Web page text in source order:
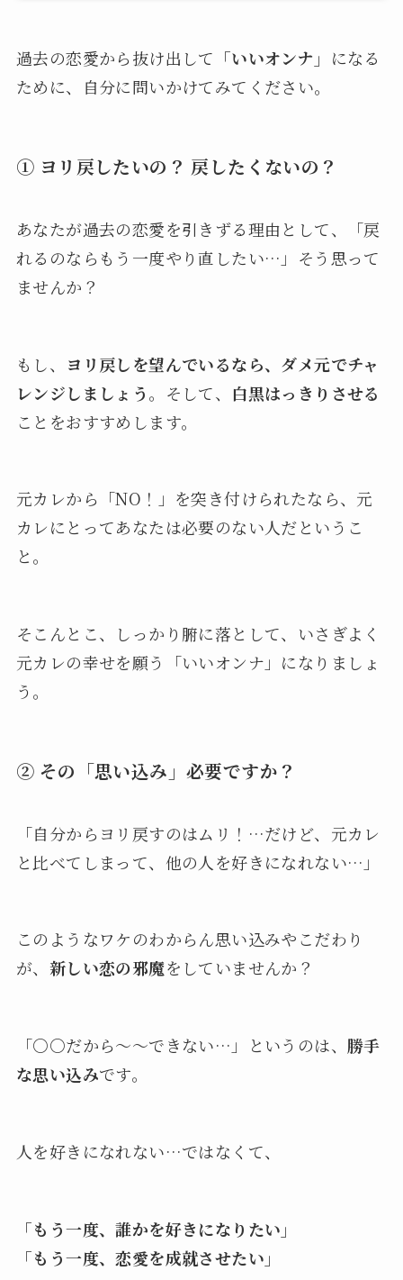
過去の恋愛から抜け出して 「いいオンナ」 になる
ために、自分に問いかけてみてください。
① ヨリ戻したいの？ 戻したくないの？
あなたが過去の恋愛を引きずる理由として、「戻
れるのならもう一度やり直したい…」そう思って
ませんか？
もし、
ヨリ戻しを望んでいるなら、ダメ元でチャ
レンジしましょう。そして、 白黒はっきりさせる
ことをおすすめします。
元カレから「NO！」を突き付けられたなら、元
カレにとってあなたは必要のない人だというこ
と。
そこんとこ、しっかり腑に落として、いさぎよく
元カレの幸せを願う「いいオンナ」になりましょ
う。
② その「思い込み」必要ですか？
「自分からヨリ戻すのはムリ！…だけど、元カレ
と比べてしまって、他の人を好きになれない…」
このようなワケのわからん思い込みやこだわり
が、 新しい恋の邪魔をしていませんか？
「○○だから～～できない…」というのは、 勝手
な思い込みです。
人を好きになれない…ではなくて、
「もう一度、誰かを好きになりたい」
「もう一度、恋愛を成就させたい」